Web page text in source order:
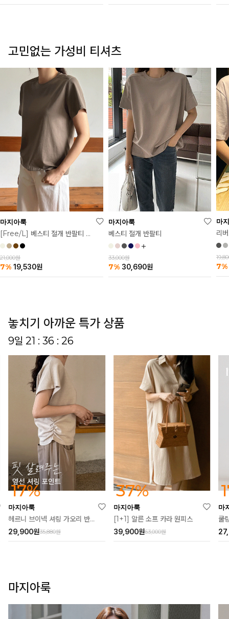
고민없는 가성비 티셔츠
마지아룩
[Free/L] 베스티 절개 반팔티 2탄
21,000원
7% 19,530원
마지아룩
베스티 절개 반팔티
33,000원
7% 30,690원
마
리
7%
놓치기 아까운 특가 상품
9일 21 : 36 : 22
17%
마지아룩
헤르니 브이넥 셔링 가오리 반팔티
35,880원
29,900원
37%
마지아룩
[1+1] 알른 소프 카라 원피스
63,000원
39,900원
마
쿨
마지아룩